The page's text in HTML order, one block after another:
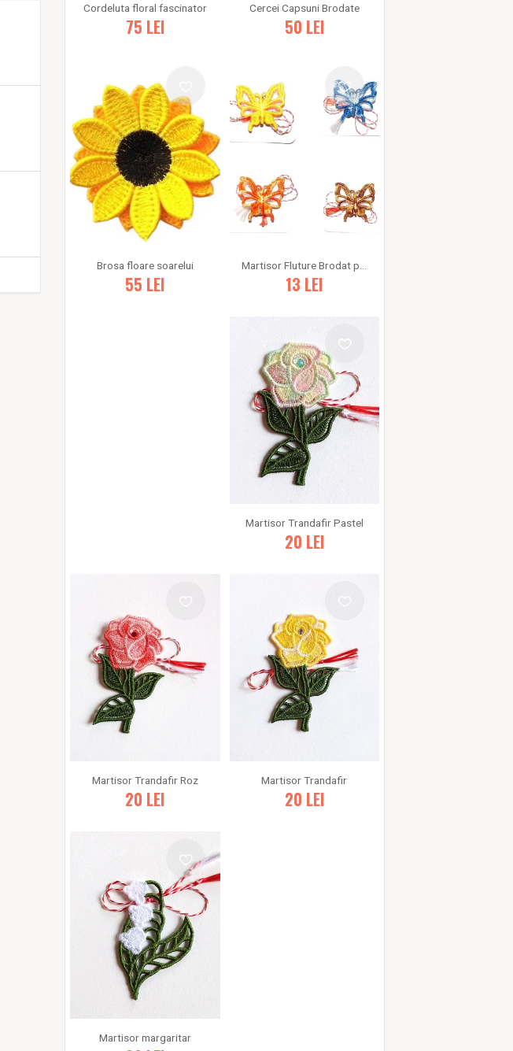
Cordeluta floral fascinator
75 LEI
Cercei Capsuni Brodate
50 LEI
Brosa floare soarelui
55 LEI 13 LEI
Martisor Trandafir Pastel
20 LEI
Martisor Trandafir Roz
20 LEI
Martisor Trandafir
20 LEI
Martisor margaritar